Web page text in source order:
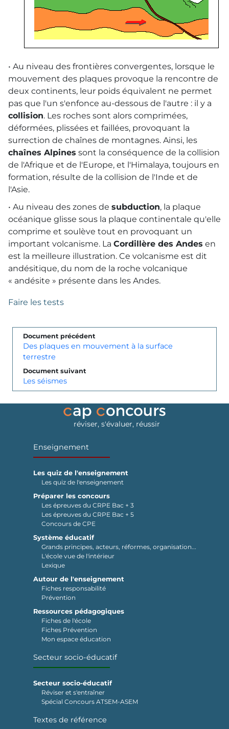
• Au niveau des frontières convergentes, lorsque le
mouvement des plaques provoque la rencontre de
deux continents, leur poids équivalent ne permet
pas que l'un s'enfonce au-dessous de l'autre : il y a
collision. Les roches sont alors comprimées,
déformées, plissées et faillées, provoquant la
surrection de chaînes de montagnes. Ainsi, les
chaînes Alpines sont la conséquence de la collision
de l'Afrique et de l'Europe, et l'Himalaya, toujours en
formation, résulte de la collision de l'Inde et de
l'Asie.
• Au niveau des zones de subduction, la plaque
océanique glisse sous la plaque continentale qu'elle
comprime et soulève tout en provoquant un
important volcanisme. La Cordillère des Andes en
est la meilleure illustration. Ce volcanisme est dit
andésitique, du nom de la roche volcanique
« andésite » présente dans les Andes.
Faire les tests
Document précédent
Des plaques en mouvement à la surface
terrestre
Document suivant
Les séismes
réviser, s'évaluer, réussir
Enseignement
Les quiz de l'enseignement
Les quiz de l'enseignement
Préparer les concours
Les épreuves du CRPE Bac + 3
Les épreuves du CRPE Bac + 5
Concours de CPE
Système éducatif
Grands principes, acteurs, réformes, organisation...
L'école vue de l'intérieur
Lexique
Autour de l'enseignement
Fiches responsabilité
Prévention
Ressources pédagogiques
Fiches de l'école
Fiches Prévention
Mon espace éducation
Secteur socio-éducatif
Secteur socio-éducatif
Réviser et s'entraîner
Spécial Concours ATSEM-ASEM
Textes de référence